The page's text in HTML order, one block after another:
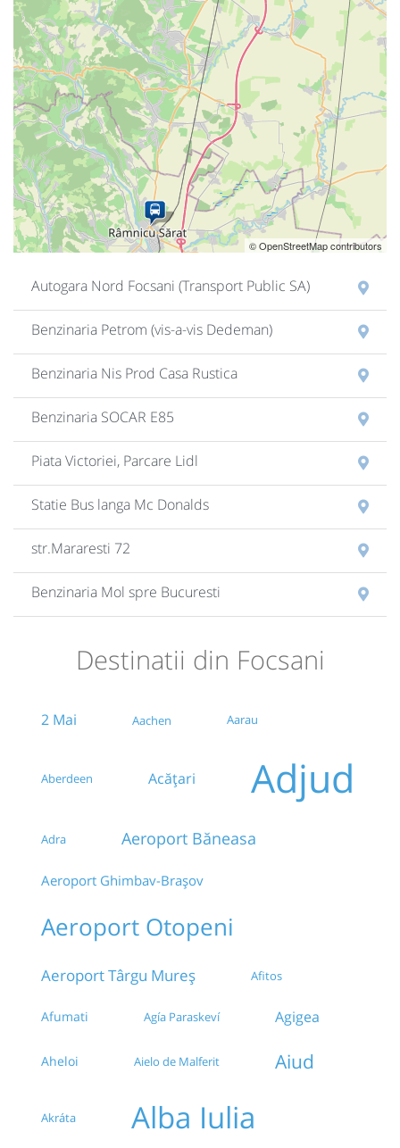
© OpenStreetMap contributors
Autogara Nord Focsani (Transport Public SA)
Benzinaria Petrom (vis-a-vis Dedeman)
Benzinaria Nis Prod Casa Rustica
Benzinaria SOCAR E85
Piata Victoriei, Parcare Lidl
Statie Bus langa Mc Donalds
str.Mararesti 72
Benzinaria Mol spre Bucuresti
Parcare Electrica
Parcare Covrigaria Luca (Strada Cuza Voda)
Benzinarie Lukoil centru
Peco Rompetrol Centura
Dedeman
Benzinarie Mol(centura)
Destinatii din Focsani
2 Mai Aachen Aarau
Aberdeen Acățari Adjud
Adra Aeroport Băneasa
Aeroport Ghimbav-Brașov
Aeroport Otopeni
Aeroport Târgu Mureș Afitos
Afumati Agía Paraskeví Agigea
Aheloi Aielo de Malferit Aiud
Akráta Alba Iulia